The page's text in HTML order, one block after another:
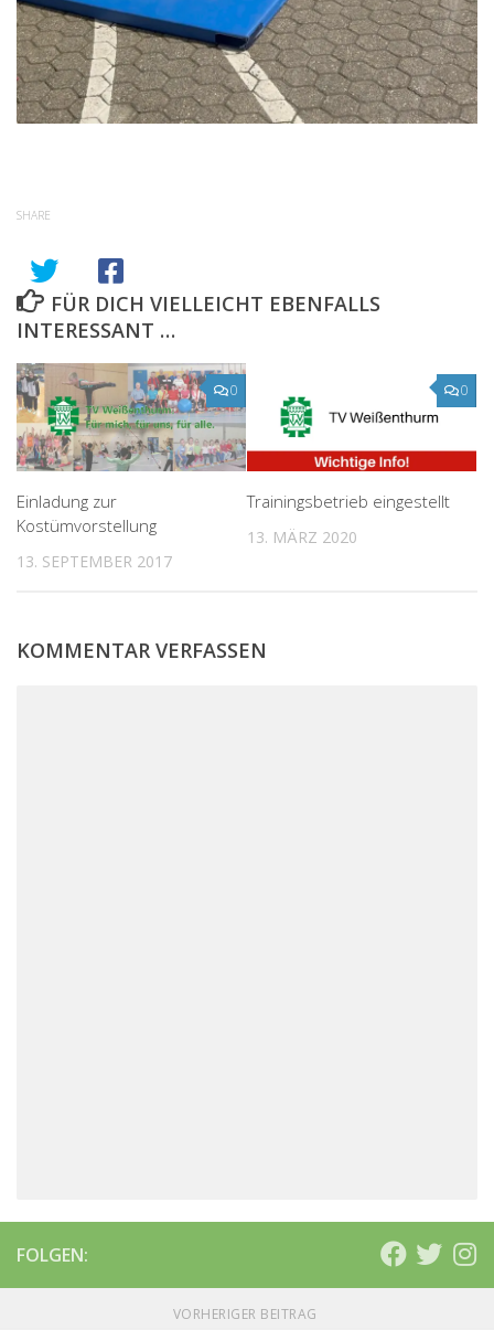
SHARE
FÜR DICH VIELLEICHT EBENFALLS
INTERESSANT …
0
Einladung zur
Kostümvorstellung
13. SEPTEMBER 2017
0
Trainingsbetrieb eingestellt
13. MÄRZ 2020
KOMMENTAR VERFASSEN
FOLGEN:
VORHERIGER BEITRAG